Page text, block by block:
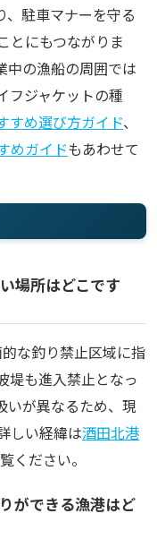
、駐車マナーを守る
とにもつながりま
中の漁船の周囲では
フジャケットの種
すめ選び方ガイド、
めガイドもあわせて
場所はどこです
な釣り禁止区域に指
堤も進入禁止となっ
いが異なるため、現
しい経緯は酒田北港
ください。
ができる漁港はど